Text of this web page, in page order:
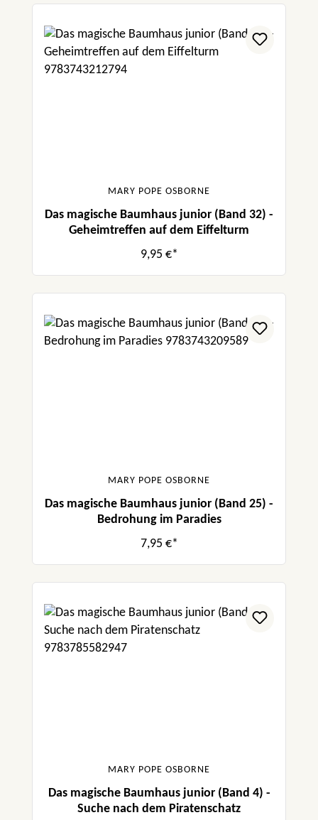
MARY POPE OSBORNE
Das magische Baumhaus junior (Band 32) -
Geheimtreffen auf dem Eiffelturm
9,95 €*
MARY POPE OSBORNE
Das magische Baumhaus junior (Band 25) -
Bedrohung im Paradies
7,95 €*
MARY POPE OSBORNE
Das magische Baumhaus junior (Band 4) -
Suche nach dem Piratenschatz